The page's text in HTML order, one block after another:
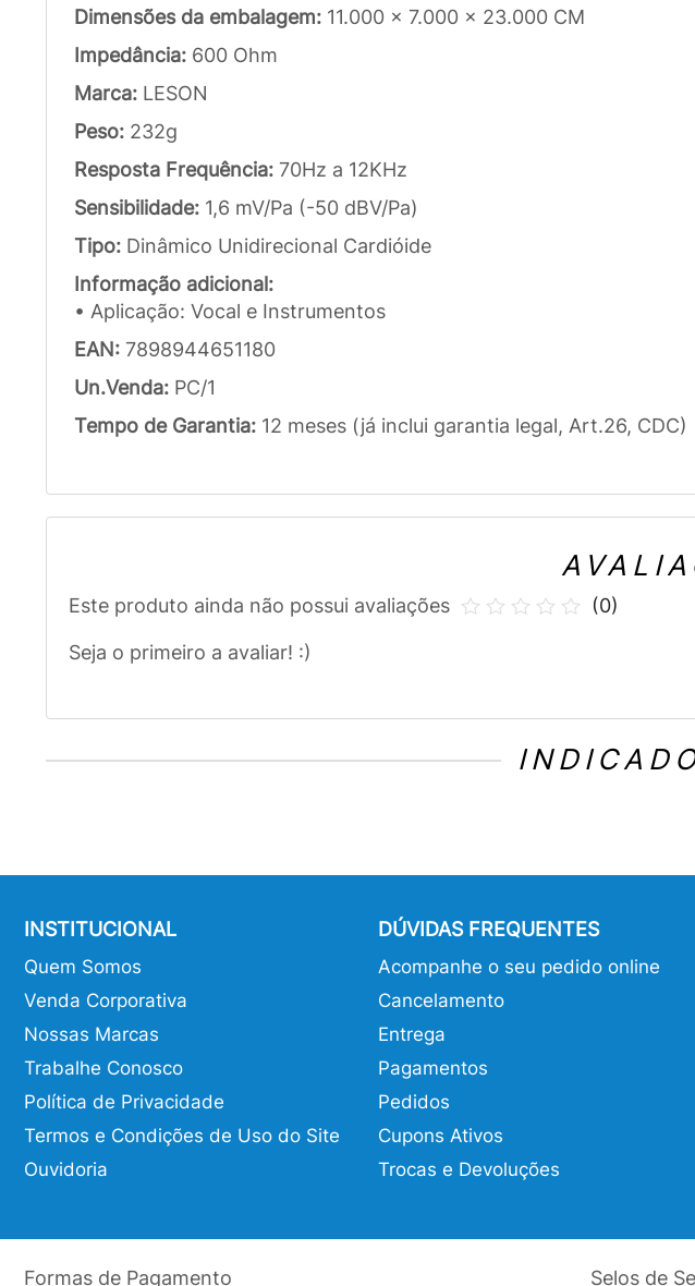
Dimensões da embalagem: 11.000 x 7.000 x 23.000 CM
Impedância: 600 Ohm
Marca: LESON
Peso: 232g
Resposta Frequência: 70Hz a 12KHz
Sensibilidade: 1,6 mV/Pa (-50 dBV/Pa)
Tipo: Dinâmico Unidirecional Cardióide
Informação adicional:
• Aplicação: Vocal e Instrumentos
EAN: 7898944651180
Un.Venda: PC/1
Tempo de Garantia: 12 meses (já inclui garantia legal, Art.26, CDC)
Este produto ainda não possui avaliações
Seja o primeiro a avaliar! :)
(0)
INSTITUCIONAL
Quem Somos
Venda Corporativa
Nossas Marcas
Trabalhe Conosco
Política de Privacidade
Termos e Condições de Uso do Site
Ouvidoria
DÚVIDAS FREQUENTES
Acompanhe o seu pedido online
Cancelamento
Entrega
Pagamentos
Pedidos
Cupons Ativos
Trocas e Devoluções
Formas de Pagamento Selos de